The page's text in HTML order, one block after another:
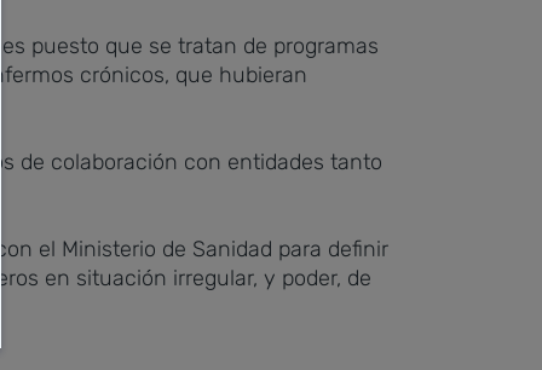
puesto que se tratan de programas
crónicos, que hubieran
de colaboración con entidades tanto
el Ministerio de Sanidad para definir
en situación irregular, y poder, de